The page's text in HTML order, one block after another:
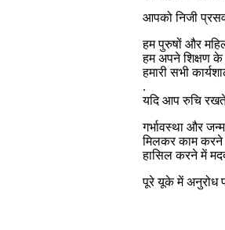
आपको निजी
हम पुरुषों और
हम अपने शिक्षण के
हमारी सभी
.
यदि आप रुचि
गर्भावस्था और
मिलकर काम करने
हासिल करने में
पूरे यूके में अनुरोध